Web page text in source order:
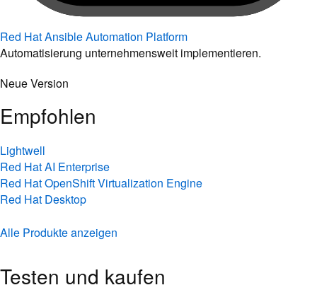
Red Hat Ansible Automation Platform
Automatisierung unternehmensweit implementieren.
Neue Version
Empfohlen
Lightwell
Red Hat AI Enterprise
Red Hat OpenShift Virtualization Engine
Red Hat Desktop
Alle Produkte anzeigen
Testen und kaufen